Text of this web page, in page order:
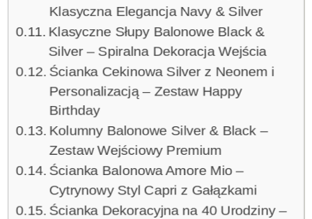
Klasyczna Elegancja Navy & Silver
Klasyczne Słupy Balonowe Black &
Silver – Spiralna Dekoracja Wejścia
Ścianka Cekinowa Silver z Neonem i
Personalizacją – Zestaw Happy
Birthday
Kolumny Balonowe Silver & Black –
Zestaw Wejściowy Premium
Ścianka Balonowa Amore Mio –
Cytrynowy Styl Capri z Gałązkami
Ścianka Dekoracyjna na 40 Urodziny –